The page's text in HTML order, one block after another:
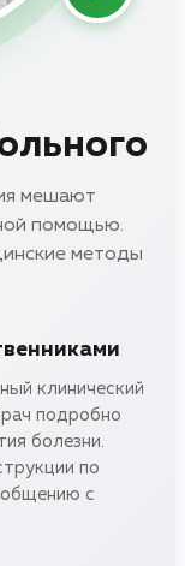
мешают
помощью.
методы
клинический
подробно
болезни.
по
общению с